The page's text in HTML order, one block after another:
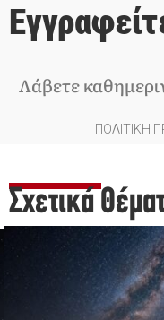
Λάβετε
ΠΟΛΙΤΙΚΗ
Σχετικά